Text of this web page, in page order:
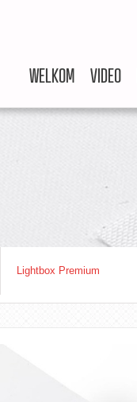
WELKOM VIDEO
Lightbox Premium